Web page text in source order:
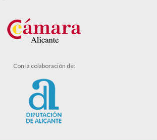
Con la colaboración de: